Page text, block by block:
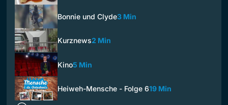
Bonnie und Clyde3 Min
Kurznews2 Min
Kino5 Min
Heiweh-Mensche - Folge 619 Min